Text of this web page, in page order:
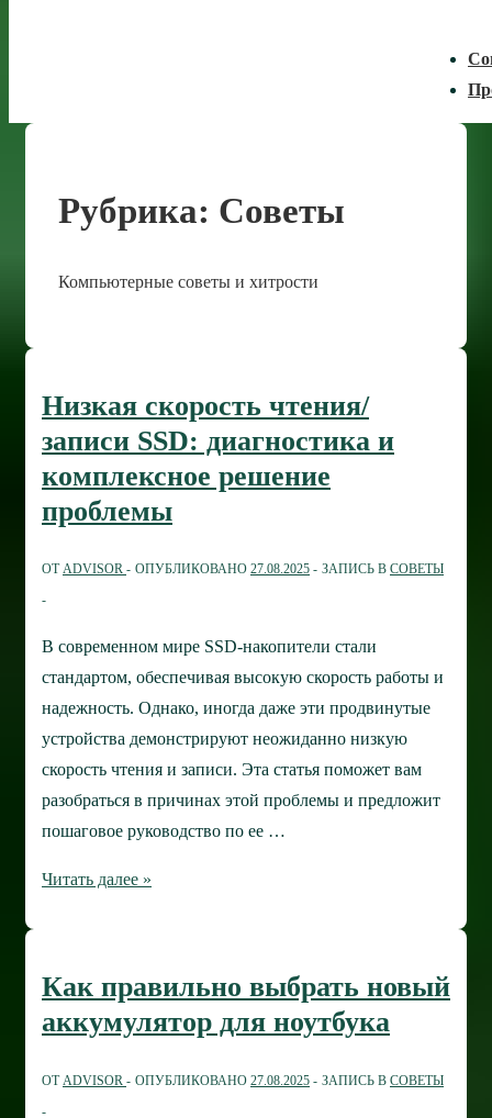
Рубрика: Советы
Компьютерные советы и хитрости
Низкая скорость чтения/
записи SSD: диагностика и
комплексное решение
проблемы
ОТADVISOR ОПУБЛИКОВАНО 27.08.2025 ЗАПИСЬ В СОВЕТЫ
В современном мире SSD-накопители стали
стандартом, обеспечивая высокую скорость работы и
надежность. Однако, иногда даже эти продвинутые
устройства демонстрируют неожиданно низкую
скорость чтения и записи. Эта статья поможет вам
разобраться в причинах этой проблемы и предложит
пошаговое руководство по ее …
Низкая
SSD:
диагностика
комплексное
Читать далее »
Как правильно выбрать новый
аккумулятор для ноутбука
ОТ ADVISOR ОПУБЛИКОВАНО 27.08.2025 ЗАПИСЬ В СОВЕТЫ